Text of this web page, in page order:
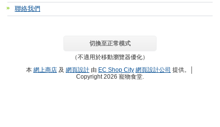
聯絡我們
切換至正常模式
（不適用於移動瀏覽器優化）
本 網上商店 及 網頁設計 由 EC Shop City 網頁設計公司 提供。│
Copyright 2026 寵物食堂.